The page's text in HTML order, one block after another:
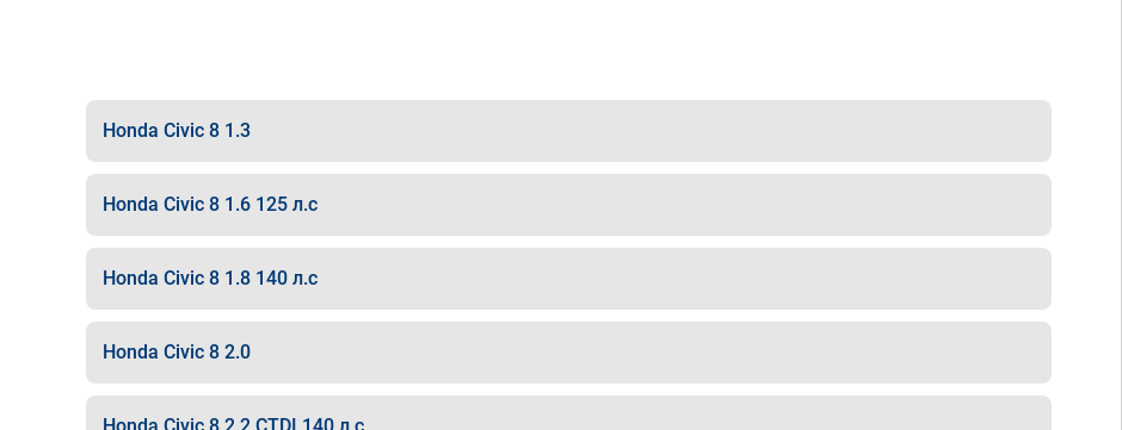
Honda Civic 8 1.3
Honda Civic 8 1.6 125 л.с
Honda Civic 8 1.8 140 л.с
Honda Civic 8 2.0